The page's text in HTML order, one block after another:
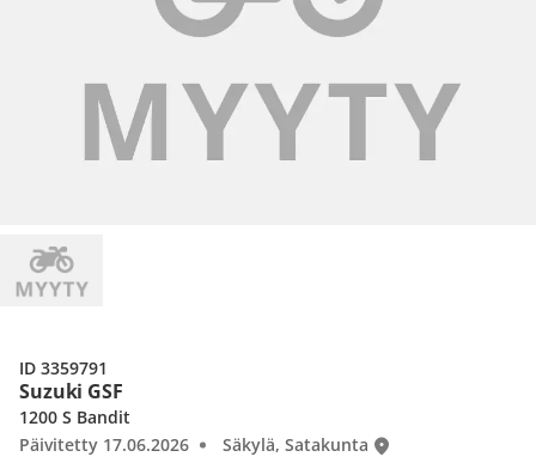
Suzuki GSF
1200 S Bandit
Päivitetty 17.06.2026
Säkylä, Satakunta
ID 3359791